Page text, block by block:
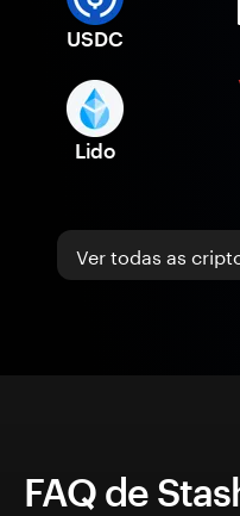
USDC
Lido
Ver todas as
FAQ de